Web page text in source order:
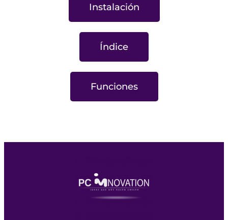
Instalación
Índice
Funciones